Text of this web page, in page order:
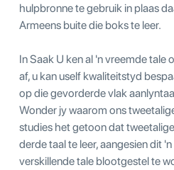
hulpbronne te gebruik in plaas
Armeens buite die boks te leer.
In Saak U ken al 'n vreemde
af, u kan uself kwaliteitstyd
op die gevorderde vlak
Wonder jy waarom ons
studies het getoon dat
derde taal te leer, aangesien dit
verskillende tale blootgestel te